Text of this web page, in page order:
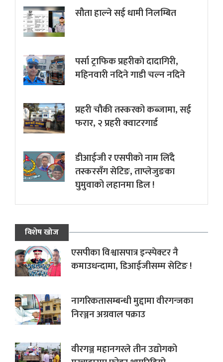
सौता हाल्ने सई धामी निलम्बित
पर्सा ट्राफिक प्रहरीकाे दादागिरी,
महिनवारी नदिने गाडी चल्न नदिने
प्रहरी चौकी तस्करको कब्जामा, सई
फरार, २ प्रहरी क्वाटरगार्ड
डीआईजी र एसपीको नाम लिँदै
तस्करसँग सेटिङ, ताप्लेजुङका
घुमुवाको लहानमा डिल !
विशेष खोज
एसपीका विश्वासपात्र इन्स्पेक्टर नै
कमाउधन्दामा, डिआईजीसम्म सेटिङ !
नागरिकतासम्बन्धी मुद्दामा वीरगन्जका
निरञ्जन अग्रवाल पक्राउ
वीरगञ्ज महानगरले तीन उद्योगको